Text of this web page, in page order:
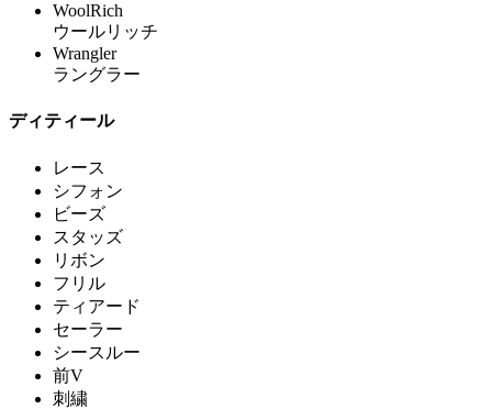
WoolRich
ウールリッチ
Wrangler
ラングラー
ディティール
レース
シフォン
ビーズ
スタッズ
リボン
フリル
ティアード
セーラー
シースルー
前V
刺繍